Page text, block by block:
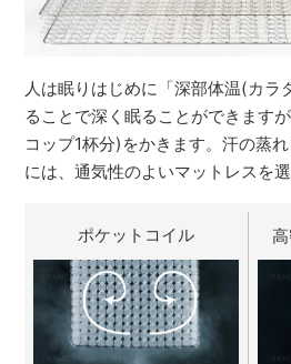
人は眠りはじめに「深部体温(カラ
ることで深く眠ることができます
コップ1杯分)をかきます。汗の蒸
には、通気性のよいマットレスを
ポケットコイル